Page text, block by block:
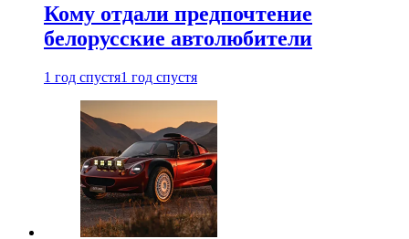
Кому отдали предпочтение
белорусские автолюбители
1 год спустя1 год спустя